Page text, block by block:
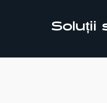
Soluții